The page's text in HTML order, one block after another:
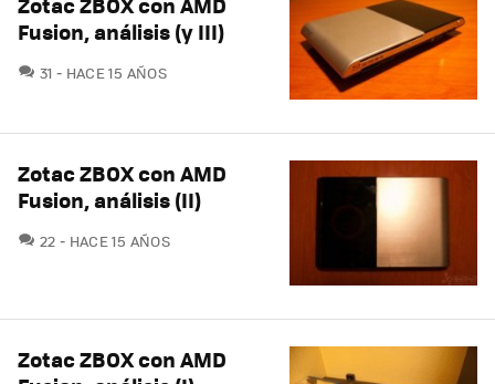
Fusion, análisis (y III)
31 COMENTARIOS
HACE 15 AÑOS
Zotac ZBOX con AMD
Fusion, análisis (II)
22 COMENTARIOS
HACE 15 AÑOS
Zotac ZBOX con AMD